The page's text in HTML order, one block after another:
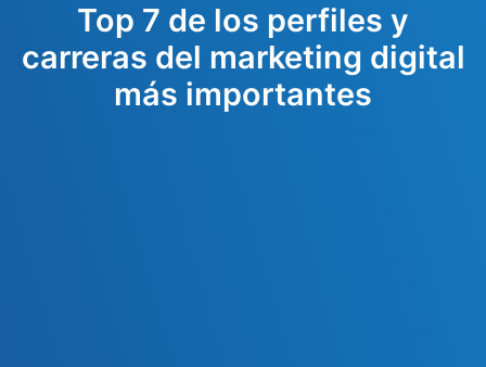
Top 7 de los perfiles y
carreras del marketing digital
más importantes